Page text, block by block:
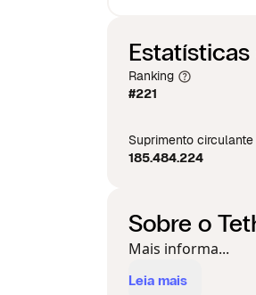
Ranking
#221
Suprimento circulante
185.484.224
Sobre o
Mais informa...
Leia mais